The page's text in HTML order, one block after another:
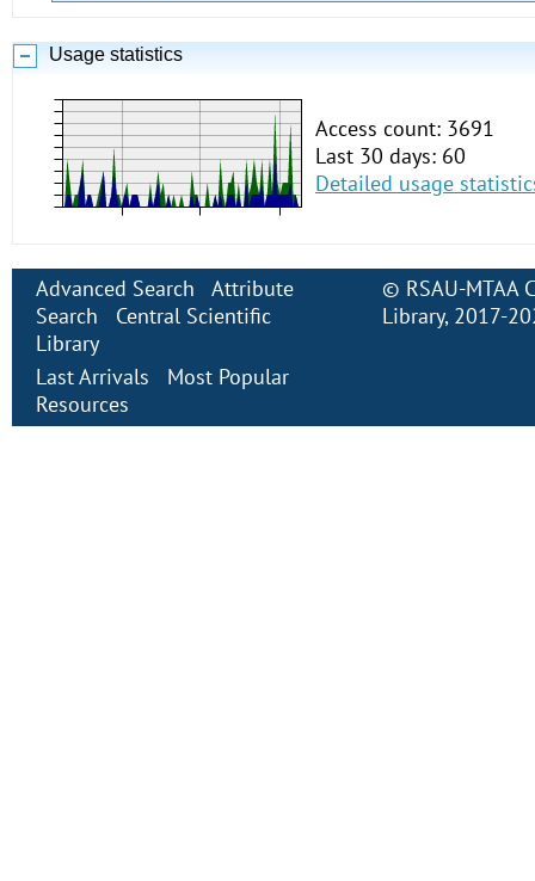
Usage statistics
Access count: 3691
Last 30 days: 60
Detailed usage
Advanced Search
Attribute
Search
Central Scientific
Library
Last Arrivals
Most Popular
Resources
© RSAU-MTAA
Library, 2017-